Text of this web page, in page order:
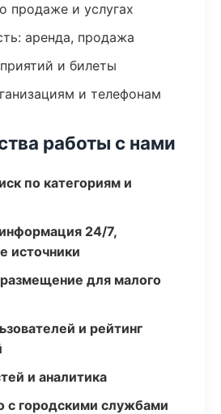
продаже и услугах
аренда, продажа
и билеты
и телефонам
работы с нами
по категориям и
24/7,
источники
для малого
и рейтинг
и аналитика
с городскими службами